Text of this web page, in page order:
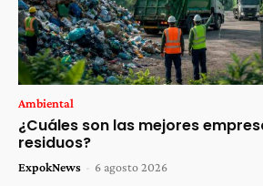
Ambiental
¿Cuáles son las mejores
residuos?
ExpokNews - 6 agosto 2026